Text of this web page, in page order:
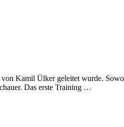
Kamil Ülker geleitet wurde.
Das erste Training …